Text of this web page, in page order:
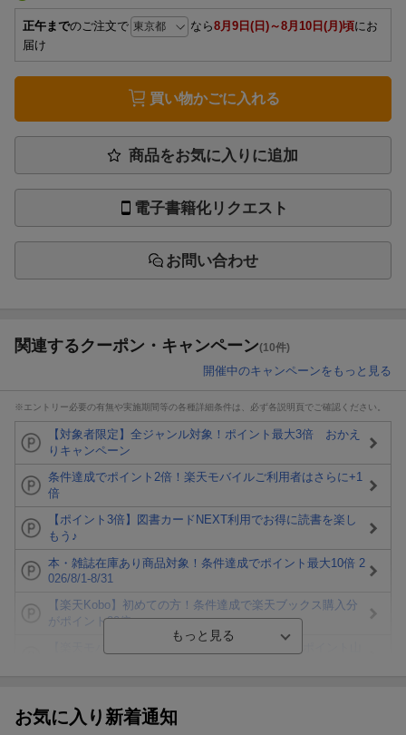
正午までのご注文で なら8月9日(日)～8月10日(月)頃にお
届け
買い物かごに入れる
商品をお気に入りに追加
電子書籍化リクエスト
お問い合わせ
関連するクーポン・キャンペーン(10件)
開催中のキャンペーンをもっと見る
※エントリー必要の有無や実施期間等の各種詳細条件は、必ず各説明頁でご確認ください。
【対象者限定】全ジャンル対象！ポイント最大3倍 おかえ
りキャンペーン
条件達成でポイント2倍！楽天モバイルご利用者はさらに+1
倍
【ポイント3倍】図書カードNEXT利用でお得に読書を楽し
もう♪
本・雑誌在庫あり商品対象！条件達成でポイント最大10倍 2
026/8/1-8/31
【楽天Kobo】初めての方！条件達成で楽天ブックス購入分
がポイント20倍
ト山分け
お気に入り新着通知